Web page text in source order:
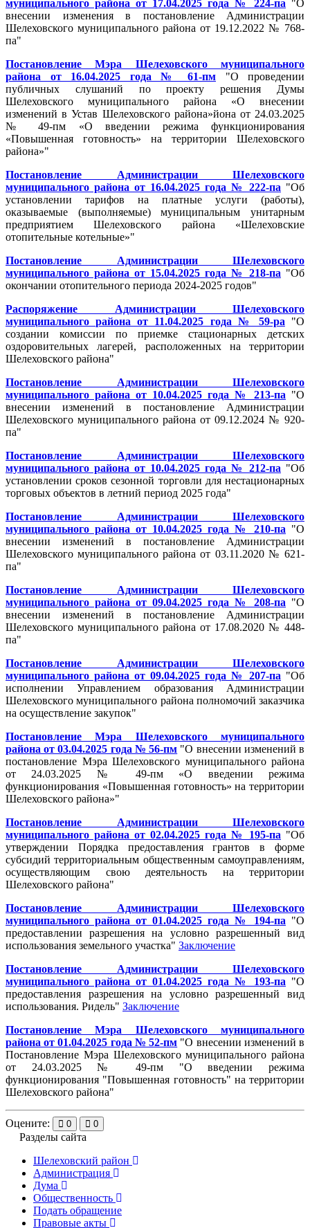
муниципального района от 17.04.2025 года № 224-па "О
внесении изменения в постановление Администрации
Шелеховского муниципального района от 19.12.2022 № 768-
па"
Постановление Мэра Шелеховского муниципального
района от 16.04.2025 года № 61-пм "О проведении
публичных слушаний по проекту решения Думы
Шелеховского муниципального района «О внесении
изменений в Устав Шелеховского района»йона от 24.03.2025
№ 49-пм «О введении режима функционирования
«Повышенная готовность» на территории Шелеховского
района»"
Постановление Администрации Шелеховского
муниципального района от 16.04.2025 года № 222-па "Об
установлении тарифов на платные услуги (работы),
оказываемые (выполняемые) муниципальным унитарным
предприятием Шелеховского района «Шелеховские
отопительные котельные»"
Постановление Администрации Шелеховского
муниципального района от 15.04.2025 года № 218-па "Об
окончании отопительного периода 2024-2025 годов"
Распоряжение Администрации Шелеховского
муниципального района от 11.04.2025 года № 59-ра "О
создании комиссии по приемке стационарных детских
оздоровительных лагерей, расположенных на территории
Шелеховского района"
Постановление Администрации Шелеховского
муниципального района от 10.04.2025 года № 213-па "О
внесении изменений в постановление Администрации
Шелеховского муниципального района от 09.12.2024 № 920-
па"
Постановление Администрации Шелеховского
муниципального района от 10.04.2025 года № 212-па "Об
установлении сроков сезонной торговли для нестационарных
торговых объектов в летний период 2025 года"
Постановление Администрации Шелеховского
муниципального района от 10.04.2025 года № 210-па "О
внесении изменений в постановление Администрации
Шелеховского муниципального района от 03.11.2020 № 621-
па"
Постановление Администрации Шелеховского
муниципального района от 09.04.2025 года № 208-па "О
внесении изменений в постановление Администрации
Шелеховского муниципального района от 17.08.2020 № 448-
па"
Постановление Администрации Шелеховского
муниципального района от 09.04.2025 года № 207-па "Об
исполнении Управлением образования Администрации
Шелеховского муниципального района полномочий заказчика
на осуществление закупок"
Постановление Мэра Шелеховского муниципального
района от 03.04.2025 года № 56-пм "О внесении изменений в
постановление Мэра Шелеховского муниципального района
от 24.03.2025 № 49-пм «О введении режима
функционирования «Повышенная готовность» на территории
Шелеховского района»"
Постановление Администрации Шелеховского
муниципального района от 02.04.2025 года № 195-па "Об
утверждении Порядка предоставления грантов в форме
субсидий территориальным общественным самоуправлениям,
осуществляющим свою деятельность на территории
Шелеховского района"
Постановление Администрации Шелеховского
муниципального района от 01.04.2025 года № 194-па "О
предоставлении разрешения на условно разрешенный вид
использования земельного участка" Заключение
Постановление Администрации Шелеховского
муниципального района от 01.04.2025 года № 193-па "О
предоставления разрешения на условно разрешенный вид
использования. Ридель" Заключение
Постановление Мэра Шелеховского муниципального
района от 01.04.2025 года № 52-пм "О внесении изменений в
Постановление Мэра Шелеховского муниципального района
от 24.03.2025 № 49-пм "О введении режима
функционирования "Повышенная готовность" на территории
Шелеховского района"
Оцените: 0 0
Разделы сайта
Шелеховский район
Администрация
Дума
Общественность
Подать обращение
Правовые акты